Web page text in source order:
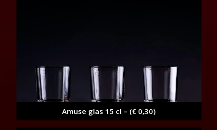
Amuse glas 15 cl – (€ 0,30)